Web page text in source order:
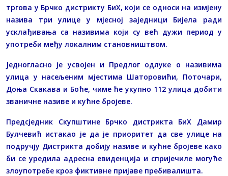
тргова у Брчко дистрикту БиХ, који се односи на измјену
назива три улице у мјесној заједници Бијела ради
усклађивања са називима који су већ дужи период у
употреби међу локалним становништвом.
Једногласно је усвојен и Предлог одлуке о називима
улица у насељеним мјестима Шаторовићи, Поточари,
Доња Скакава и Боће, чиме ће укупно 112 улица добити
званичне називе и кућне бројеве.
Предсједник Скупштине Брчко дистрикта БиХ Дамир
Булчевић истакао је да је приоритет да све улице на
подручју Дистрикта добију називе и кућне бројеве како
би се уредила адресна евиденција и спријечиле могуће
злоупотребе кроз фиктивне пријаве пребивалишта.